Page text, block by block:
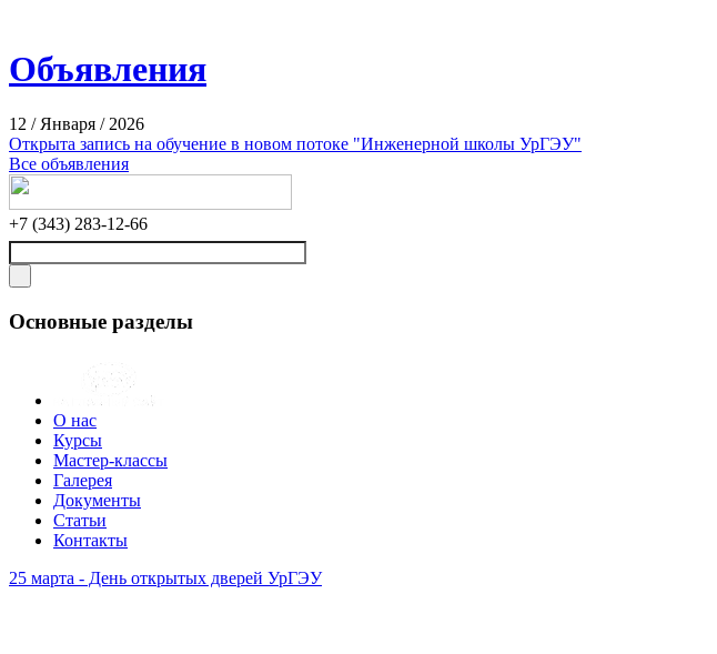
Объявления
12 / Января / 2026
Открыта запись на обучение в новом потоке "Инженерной школы УрГЭУ"
Все объявления
+7 (343) 283-12-66
Основные разделы
О нас
Курсы
Мастер-классы
Галерея
Документы
Статьи
Контакты
25 марта - День открытых дверей УрГЭУ